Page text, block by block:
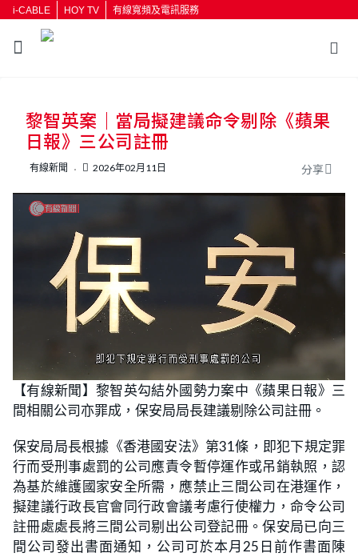
i-CABLE HOY TV 有線寬頻及電訊服務
按輸入鍵開始搜尋
黎智英案｜當局擬建議命令剔除《蘋果
日報》三公司註冊
有線新聞 2026年02月11日 分享
n
m
t
e
o
a
d
e
2
.
6
3
%
【有線新聞】黎智英勾結外國勢力案中《蘋果日報》三
間相關公司亦罪成，保安局局長建議剔除公司註冊。
保安局局長根據《香港國安法》第31條，即犯下規定罪
行而受刑事處罰的公司應責令暫停運作或吊銷執照，認
為基於維護國家安全所需，應禁止三間公司在港運作，
擬建議行政長官會同行政會議考慮行使權力，命令公司
註冊處處長將三間公司剔出公司登記冊。保安局已向三
間公司發出書面通知，公司可於本月25日前作書面陳